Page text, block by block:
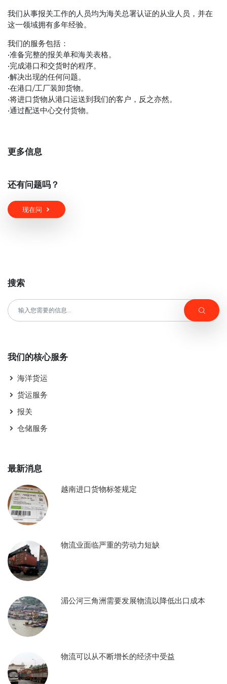
我们从事报关工作的人员均为海关总署认证的从业人员，并在
这一领域拥有多年经验。
我们的服务包括：
•准备完整的报关单和海关表格。
•完成港口和交货时的程序。
•解决出现的任何问题。
•在港口/工厂装卸货物。
•将进口货物从港口运送到我们的客户，反之亦然。
•通过配送中心交付货物。
更多信息
还有问题吗？
现在问
搜索
我们的核心服务
海洋货运
货运服务
报关
仓储服务
最新消息
越南进口货物标签规定
物流业面临严重的劳动力短缺
湄公河三角洲需要发展物流以降低出口成本
物流可以从不断增长的经济中受益